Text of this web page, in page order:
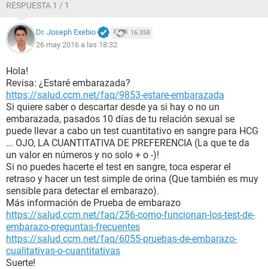
RESPUESTA 1 / 1
Dr. Joseph Exebio 16.358
26 may 2016 a las 18:32
Hola!
Revisa: ¿Estaré embarazada?
https://salud.ccm.net/faq/9853-estare-embarazada
Si quiere saber o descartar desde ya si hay o no un
embarazada, pasados 10 días de tu relación sexual se
puede llevar a cabo un test cuantitativo en sangre para HCG
... OJO, LA CUANTITATIVA DE PREFERENCIA (La que te da
un valor en números y no solo + o -)!
Si no puedes hacerte el test en sangre, toca esperar el
retraso y hacer un test simple de orina (Que también es muy
sensible para detectar el embarazo).
Más información de Prueba de embarazo
https://salud.ccm.net/faq/256-como-funcionan-los-test-de-
embarazo-preguntas-frecuentes
https://salud.ccm.net/faq/6055-pruebas-de-embarazo-
cualitativas-o-cuantitativas
Suerte!